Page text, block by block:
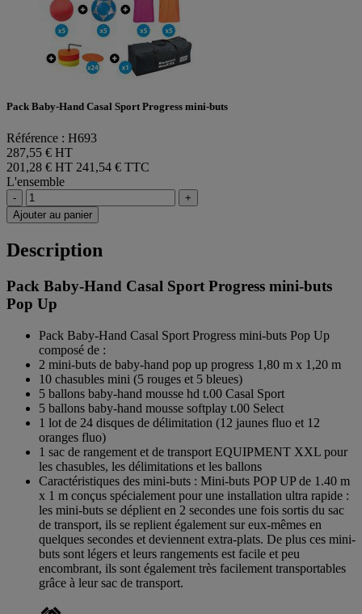
Pack Baby-Hand Casal Sport Progress mini-buts
Référence : H693
287,55 € HT
201,28 € HT 241,54 € TTC
L'ensemble
-
+
Ajouter au panier
Description
Pack Baby-Hand Casal Sport Progress mini-buts
Pop Up
Pack Baby-Hand Casal Sport Progress mini-buts Pop Up
composé de :
2 mini-buts de baby-hand pop up progress 1,80 m x 1,20 m
10 chasubles mini (5 rouges et 5 bleues)
5 ballons baby-hand mousse hd t.00 Casal Sport
5 ballons baby-hand mousse softplay t.00 Select
1 lot de 24 disques de délimitation (12 jaunes fluo et 12
oranges fluo)
1 sac de rangement et de transport EQUIPMENT XXL pour
les chasubles, les délimitations et les ballons
Caractéristiques des mini-buts : Mini-buts POP UP de 1.40 m
x 1 m conçus spécialement pour une installation ultra rapide :
les mini-buts se déplient en 2 secondes une fois sortis du sac
de transport, ils se replient également sur eux-mêmes en
quelques secondes et deviennent extra-plats. De plus ces mini-
buts sont légers et leurs rangements est facile et peu
encombrant, ils sont également très facilement transportables
grâce à leur sac de transport.